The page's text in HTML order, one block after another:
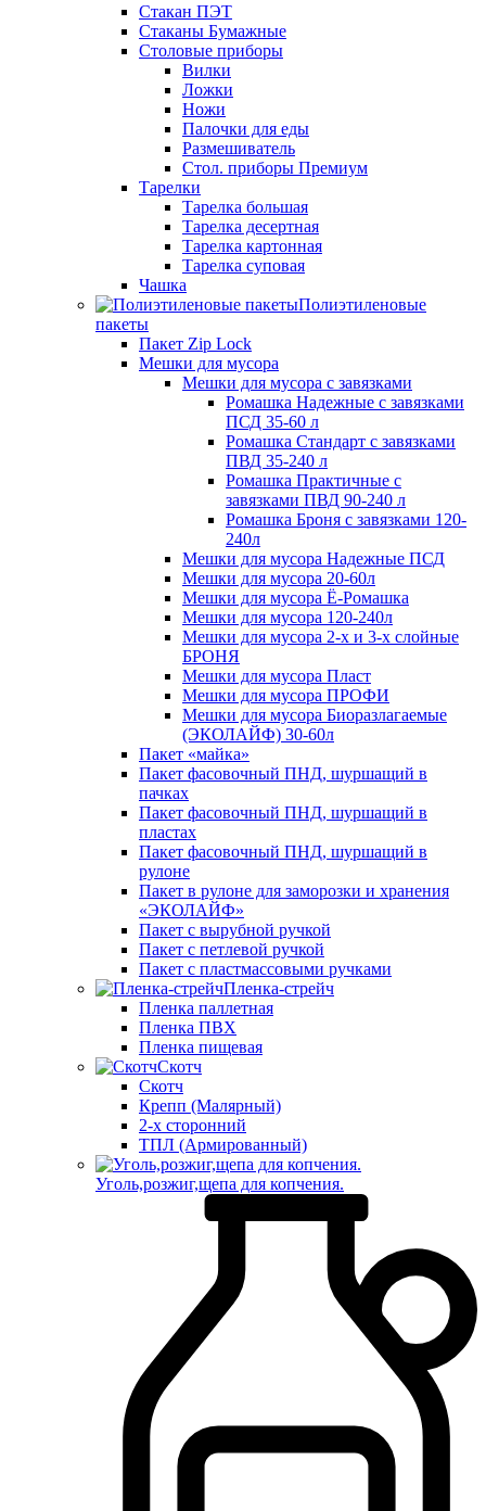
Стакан ПЭТ
Стаканы Бумажные
Столовые приборы
Вилки
Ложки
Ножи
Палочки для еды
Размешиватель
Стол. приборы Премиум
Тарелки
Тарелка большая
Тарелка десертная
Тарелка картонная
Тарелка суповая
Чашка
Полиэтиленовые
пакеты
Пакет Zip Lock
Мешки для мусора
Мешки для мусора с завязками
Ромашка Надежные с завязками
ПСД 35-60 л
Ромашка Стандарт с завязками
ПВД 35-240 л
Ромашка Практичные с
завязками ПВД 90-240 л
Ромашка Броня с завязками 120-
240л
Мешки для мусора Надежные ПСД
Мешки для мусора 20-60л
Мешки для мусора Ё-Ромашка
Мешки для мусора 120-240л
Мешки для мусора 2-х и 3-х слойные
БРОНЯ
Мешки для мусора Пласт
Мешки для мусора ПРОФИ
Мешки для мусора Биоразлагаемые
(ЭКОЛАЙФ) 30-60л
Пакет «майка»
Пакет фасовочный ПНД, шуршащий в
пачках
Пакет фасовочный ПНД, шуршащий в
пластах
Пакет фасовочный ПНД, шуршащий в
рулоне
Пакет в рулоне для заморозки и хранения
«ЭКОЛАЙФ»
Пакет с вырубной ручкой
Пакет с петлевой ручкой
Пакет с пластмассовыми ручками
Пленка-стрейч
Пленка паллетная
Пленка ПВХ
Пленка пищевая
Скотч
Скотч
Крепп (Малярный)
2-х сторонний
ТПЛ (Армированный)
Уголь,розжиг,щепа для копчения.